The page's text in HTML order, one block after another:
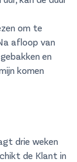
om te
afloop van
en
komen
drie weken
de Klant in